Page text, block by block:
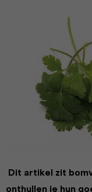
Dit artikel zit
onthullen je hun